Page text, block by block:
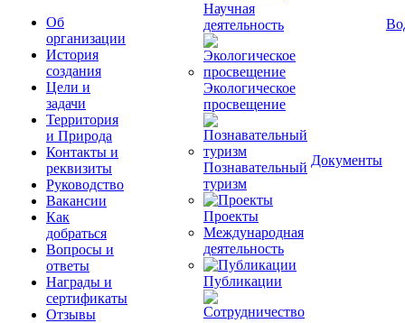
Об
организации
История
создания
Цели и
задачи
Территория
и Природа
Контакты и
реквизиты
Руководство
Вакансии
Как
добраться
Вопросы и
ответы
Награды и
сертификаты
Отзывы
Научная
деятельность
Экологическое
просвещение
Познавательный
туризм
Проекты
Международная
деятельность
Публикации
Документы